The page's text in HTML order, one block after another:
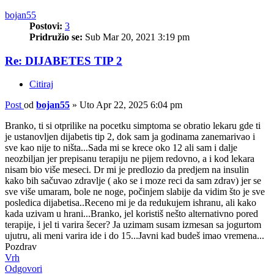
bojan55
Postovi: 3
Pridružio se: Sub Mar 20, 2021 3:19 pm
Re: DIJABETES TIP 2
Citiraj
Post od bojan55 » Uto Apr 22, 2025 6:04 pm
Branko, ti si otprilike na pocetku simptoma se obratio lekaru gde ti
je ustanovljen dijabetis tip 2, dok sam ja godinama zanemarivao i
sve kao nije to ništa...Sada mi se krece oko 12 ali sam i dalje
neozbiljan jer prepisanu terapiju ne pijem redovno, a i kod lekara
nisam bio više meseci. Dr mi je predlozio da predjem na insulin
kako bih sačuvao zdravlje ( ako se i moze reci da sam zdrav) jer se
sve više umaram, bole ne noge, počinjem slabije da vidim što je sve
posledica dijabetisa..Receno mi je da redukujem ishranu, ali kako
kada uzivam u hrani...Branko, jel koristiš nešto alternativno pored
terapije, i jel ti varira šecer? Ja uzimam susam izmesan sa jogurtom
ujutru, ali meni varira ide i do 15...Javni kad budeš imao vremena...
Pozdrav
Vrh
Odgovori